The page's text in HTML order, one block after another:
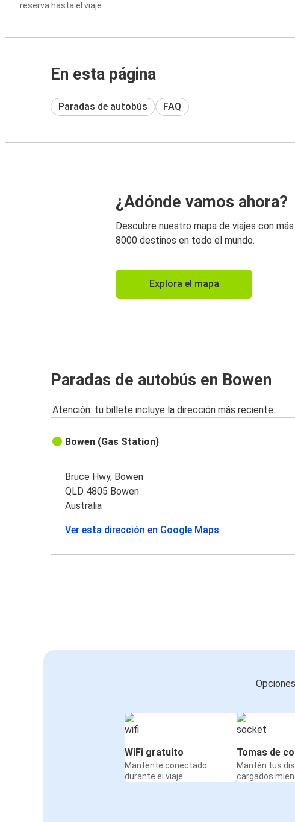
reserva hasta el viaje
En esta página
Paradas de autobús FAQ
¿Adónde vamos ahora?
Descubre nuestro mapa de viajes con
8000 destinos en todo el mundo.
Explora el mapa
Paradas de autobús en Bowen
Atención: tu billete incluye la dirección más reciente.
Bowen (Gas Station)
Bruce Hwy, Bowen
QLD 4805 Bowen
Australia
Ver esta dirección en Google Maps
WiFi gratuito
Mantente conectado
durante el viaje
Tomas de
Mantén tus
cargados